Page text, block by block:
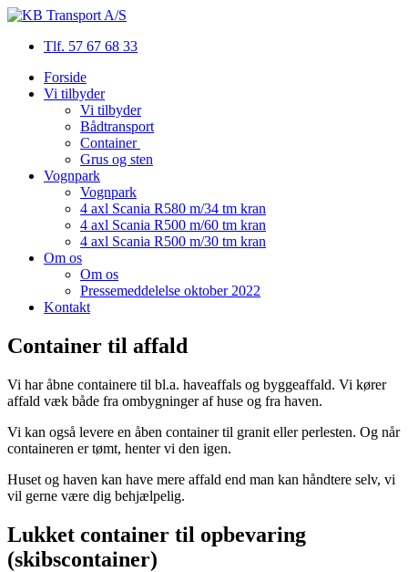
Tlf. 57 67 68 33
Forside
Vi tilbyder
Vi tilbyder
Bådtransport
Container
Grus og sten
Vognpark
Vognpark
4 axl Scania R580 m/34 tm kran
4 axl Scania R500 m/60 tm kran
4 axl Scania R500 m/30 tm kran
Om os
Om os
Pressemeddelelse oktober 2022
Kontakt
Container til affald
Vi har åbne containere til bl.a. haveaffals og byggeaffald. Vi kører
affald væk både fra ombygninger af huse og fra haven.
Vi kan også levere en åben container til granit eller perlesten. Og når
containeren er tømt, henter vi den igen.
Huset og haven kan have mere affald end man kan håndtere selv, vi
vil gerne være dig behjælpelig.
Lukket container til opbevaring
(skibscontainer)